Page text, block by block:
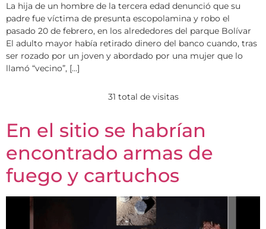
La hija de un hombre de la tercera edad denunció que su
padre fue víctima de presunta escopolamina y robo el
pasado 20 de febrero, en los alrededores del parque Bolívar
El adulto mayor había retirado dinero del banco cuando, tras
ser rozado por un joven y abordado por una mujer que lo
llamó “vecino”, […]
31 total de visitas
En el sitio se habrían
encontrado armas de
fuego y cartuchos